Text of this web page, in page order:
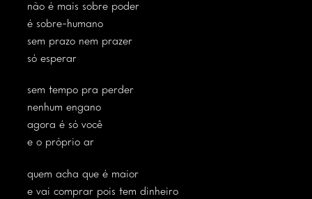
não é mais sobre poder
é sobre-humano
sem prazo nem prazer
só esperar
sem tempo pra perder
nenhum engano
agora é só você
e o próprio ar
quem acha que é maior
e vai comprar pois tem dinheiro